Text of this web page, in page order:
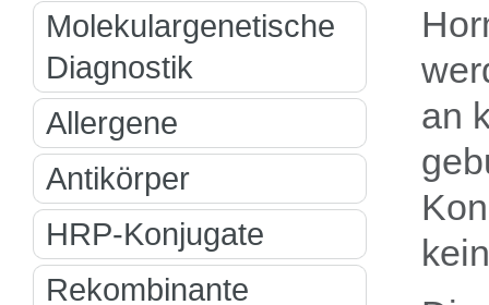
Molekulargenetische
Diagnostik
Allergene
Antikörper
HRP-Konjugate
Rekombinante
an